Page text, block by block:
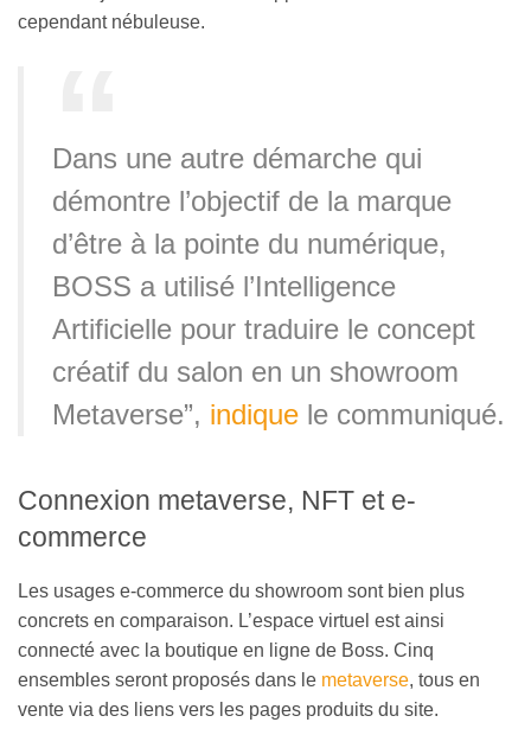
cependant nébuleuse.
Dans une autre démarche qui
démontre l’objectif de la marque
d’être à la pointe du numérique,
BOSS a utilisé l’Intelligence
Artificielle pour traduire le concept
créatif du salon en un showroom
Metaverse”, indique le communiqué.
Connexion metaverse, NFT et e-
commerce
Les usages e-commerce du showroom sont bien plus
concrets en comparaison. L’espace virtuel est ainsi
connecté avec la boutique en ligne de Boss. Cinq
ensembles seront proposés dans le metaverse, tous en
vente via des liens vers les pages produits du site.